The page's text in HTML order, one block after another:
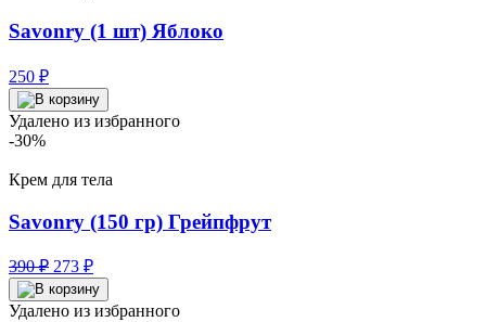
Savonry (1 шт) Яблоко
250 ₽
Удалено из избранного
-30%
Крем для тела
Savonry (150 гр) Грейпфрут
390₽ Первоначальная
цена
составляла
273 ₽Текущая
цена:
273 ₽.
Удалено из избранного